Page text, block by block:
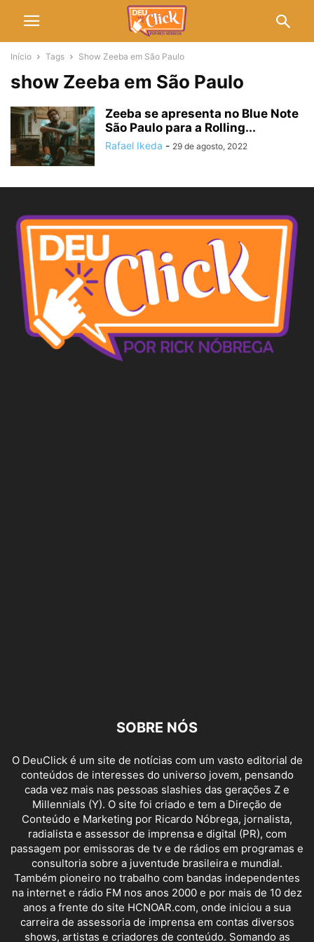
Início Tags Show Zeeba em São Paulo
show Zeeba em São Paulo
Zeeba se apresenta no Blue Note
São Paulo para a Rolling...
Rafael Ikeda - 29 de agosto, 2022
SOBRE NÓS
O DeuClick é um site de notícias com um vasto editorial de
conteúdos de interesses do universo jovem, pensando
cada vez mais nas pessoas slashies das gerações Z e
Millennials (Y). O site foi criado e tem a Direção de
Conteúdo e Marketing por Ricardo Nóbrega, jornalista,
radialista e assessor de imprensa e digital (PR), com
passagem por emissoras de tv e de rádios em programas e
consultoria sobre a juventude brasileira e mundial.
Também pioneiro no trabalho com bandas independentes
na internet e rádio FM nos anos 2000 e por mais de 10 dez
anos a frente do site HCNOAR.com, onde iniciou a sua
carreira de assessoria de imprensa em contas diversos
shows, artistas e criadores de conteúdo. Somando as